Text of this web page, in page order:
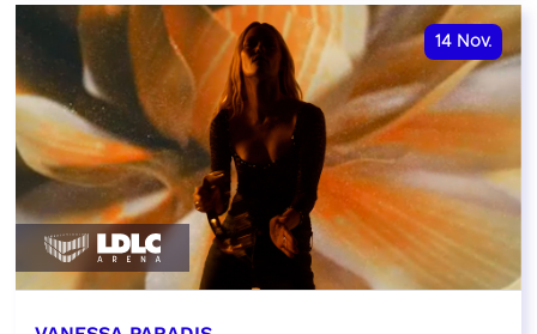
14 Nov.